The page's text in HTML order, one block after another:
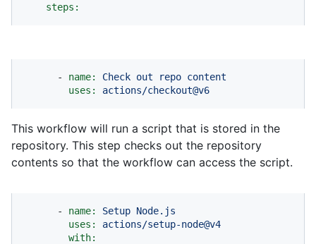
steps:
- name: Check out repo content
uses:
actions/checkout@v6
This workflow will run a script that is stored in the
repository. This step checks out the repository
contents so that the workflow can access the script.
- name: Setup Node.js
uses:
actions/setup-node@v4
with: